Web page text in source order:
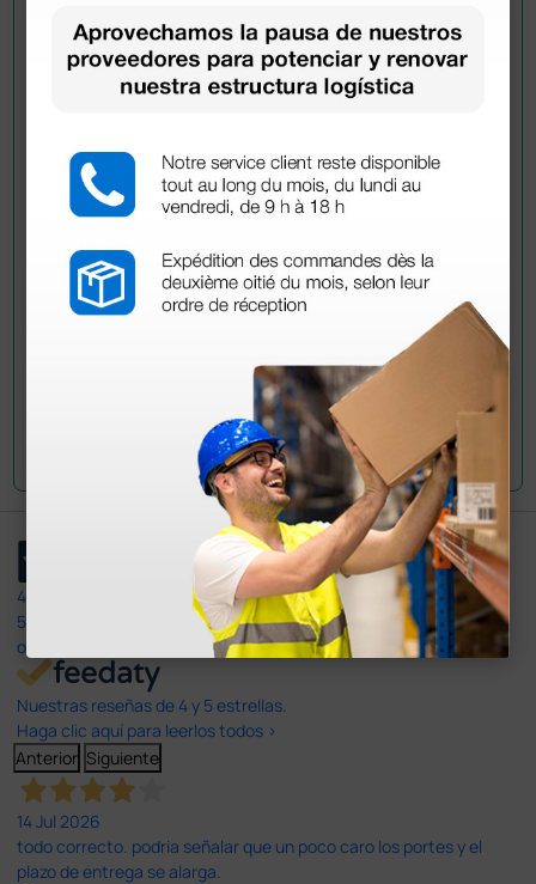
¿Todavía tienes alguna duda? ¿Necesitas más
información?
Envía ahora mismo tu pregunta a los colegas que ya
Envía tu pregunta
4,4
597
opiniones
Nuestras reseñas de 4 y 5 estrellas.
Haga clic aquí para leerlos todos >
Anterior Siguiente
14 Jul 2026
todo correcto. podria señalar que un poco caro los portes y el
plazo de entrega se alarga.